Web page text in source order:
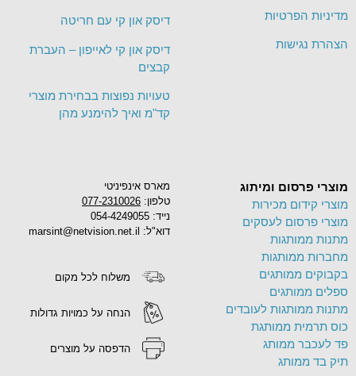
מארס אינפיניטי
טלפון: 077-2310026
נייד: 054-4249055
דוא"ל: marsint@netvision.net.il
משלוח לכל מקום
הנחה על כמויות גדולות
הדפסה על מוצרים
מוצרי פרסום ומיתוג
מוצרי קידום מכירות
מוצרי פרסום לעסקים
מתנות ממותגות
מחברות ממותגות
בקבוקים ממותגים
ספלים ממותגים
מתנות ממותגות לעובדים
כוס תרמית ממותגת
פד לעכבר ממותג
תיק בד ממותג
דיסק און קי עם חריטה
דיסק און קי לאייפון – העברת
קבצים
טעויות נפוצות בבחירת מוצרי
קד"מ ואיך להימנע מהן
מדיניות הפרטיות
הצהרת נגישות